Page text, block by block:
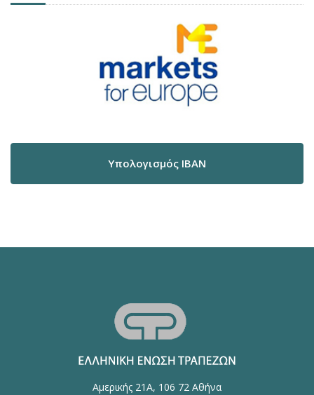
Υπολογισμός IBAN
Αμερικής 21Α, 106 72 Αθήνα